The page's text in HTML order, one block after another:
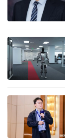
近来，Startup
TARA在
前虽有所回落，
DORA开盘认
元，目前距离开
此前有数据统